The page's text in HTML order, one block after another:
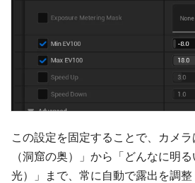
この設定を固定することで、カメ
（洞窟の奥）」から「どんなに明
光）」まで、常に自動で露出を調